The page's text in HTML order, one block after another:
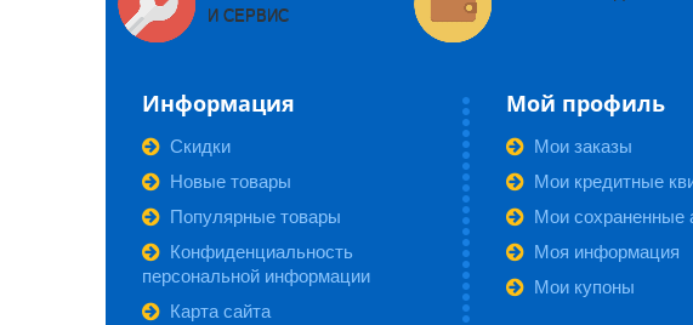
И СЕРВИС
Информация
Скидки
Новые товары
Популярные товары
Конфиденциальность
персональной информации
Карта сайта
Мой профиль
Мои заказы
Мои кредитные
Мои сохраненные
Моя информация
Мои купоны